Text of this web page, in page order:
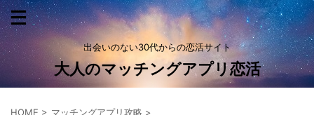
出会いのない30代からの恋活サイト
大人のマッチングアプリ恋活
HOME > マッチングアプリ攻略 >